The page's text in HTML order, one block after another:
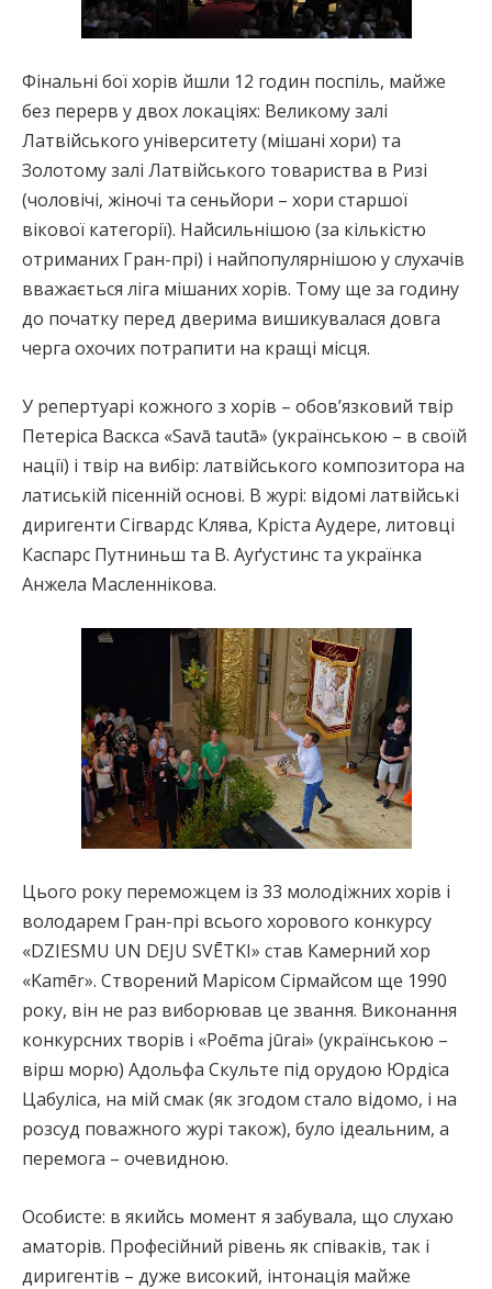
Фінальні бої хорів йшли 12 годин поспіль, майже
без перерв у двох локаціях: Великому залі
Латвійського університету (мішані хори) та
Золотому залі Латвійського товариства в Ризі
(чоловічі, жіночі та сеньйори – хори старшої
вікової категорії). Найсильнішою (за кількістю
отриманих Гран-прі) і найпопулярнішою у слухачів
вважається ліга мішаних хорів. Тому ще за годину
до початку перед дверима вишикувалася довга
черга охочих потрапити на кращі місця.
У репертуарі кожного з хорів – обов’язковий твір
Петеріса Васкса «Savā tautā» (українською – в своїй
нації) і твір на вибір: латвійського композитора на
латиській пісенній основі. В журі: відомі латвійські
диригенти Сігвардс Клява, Кріста Аудере, литовці
Каспарс Путниньш та В. Ауґустинс та українка
Анжела Масленнікова.
Цього року переможцем із 33 молодіжних хорів і
володарем Гран-прі всього хорового конкурсу
«DZIESMU UN DEJU SVĒTKI» став Камерний хор
«Kamēr». Створений Марісом Сірмайсом ще 1990
року, він не раз виборював це звання. Виконання
конкурсних творів і «Poēma jūrai» (українською –
вірш морю) Адольфа Скульте під орудою Юрдіса
Цабуліса, на мій смак (як згодом стало відомо, і на
розсуд поважного журі також), було ідеальним, а
перемога – очевидною.
Особисте: в якийсь момент я забувала, що слухаю
аматорів. Професійний рівень як співаків, так і
диригентів – дуже високий, інтонація майже